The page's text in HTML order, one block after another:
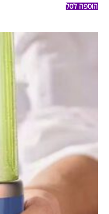
הוספה לסל